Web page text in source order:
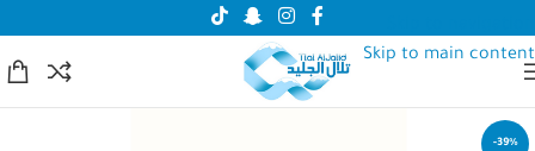
Skip to main content
-39%